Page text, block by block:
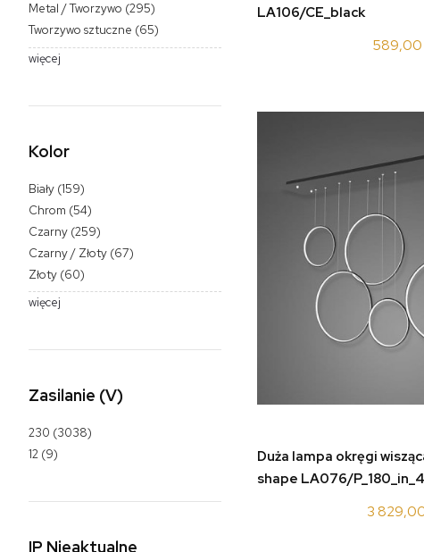
Metal / Tworzywo (295)
Tworzywo sztuczne (65)
więcej
Kolor
Biały (159)
Chrom (54)
Czarny (259)
Czarny / Złoty (67)
Złoty (60)
więcej
Zasilanie (V)
230 (3038)
12 (9)
IP Nieaktualne
LA106/CE_black
589,00
do
Duża lampa okręgi
shape LA076/
3